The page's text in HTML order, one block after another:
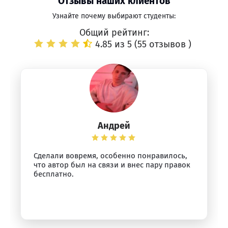
Узнайте почему выбирают студенты:
Общий рейтинг:
4.85 из 5 (55 отзывов )
Андрей
Сделали вовремя, особенно понравилось,
что автор был на связи и внес пару правок
бесплатно.